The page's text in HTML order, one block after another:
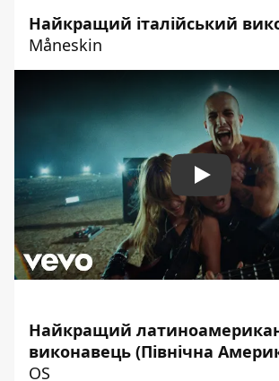
Найкращий італійський
Måneskin
Play
Найкращий
виконавець (Північна
OS